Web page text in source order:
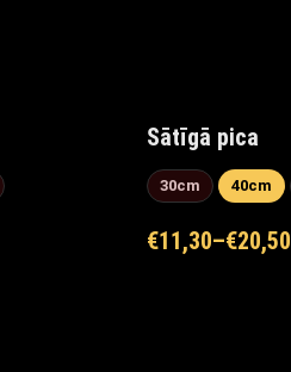
Sātīgā pica
30cm 40cm
€11,30–€20,50